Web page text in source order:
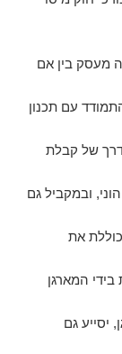
מעסק בין אם
עם תכנון
של קבלת
ובמקביל גם
את
המארגן
יסייע גם